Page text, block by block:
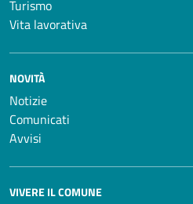
Turismo
Vita lavorativa
NOVITÀ
Notizie
Comunicati
Avvisi
VIVERE IL COMUNE